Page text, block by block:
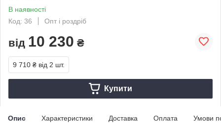
В наявності
Код: 36
Опт і роздріб
від 10 230 ₴
9 710 ₴ від 2 шт.
Купити
Опис Характеристики Доставка Оплата Умови